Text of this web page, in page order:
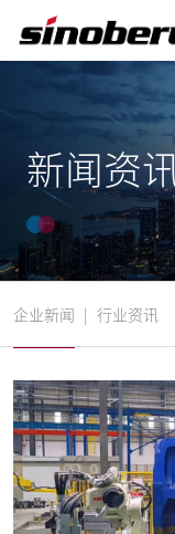
新闻资
企业新闻 行业资讯